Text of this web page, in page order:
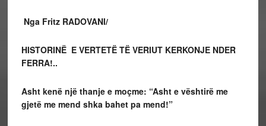
Nga Fritz RADOVANI/
HISTORINË E VERTETË TË VERIUT KERKONJE NDER
FERRA!..
Asht kenë një thanje e moçme: “Asht e vështirë me
gjetë me mend shka bahet pa mend!”